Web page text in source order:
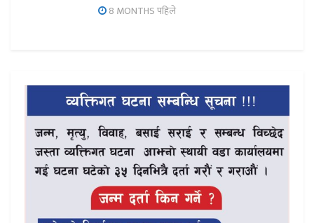
8 MONTHS पहिले